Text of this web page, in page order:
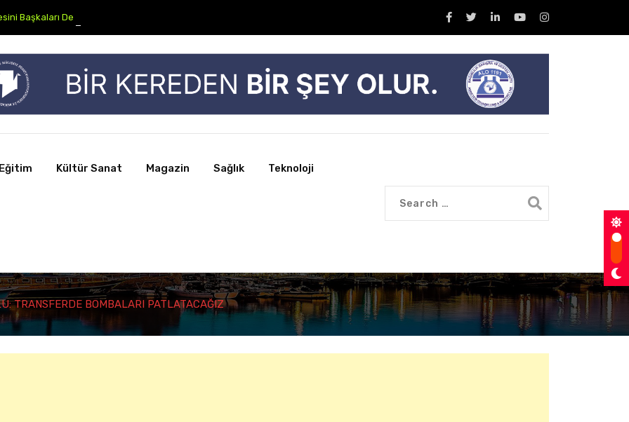
Başkaları Değil, Biz Anlatmalıyız”
Kültür Sanat Magazin Sağlık Teknoloji
TRANSFERDE BOMBALARI PATLATACAĞIZ